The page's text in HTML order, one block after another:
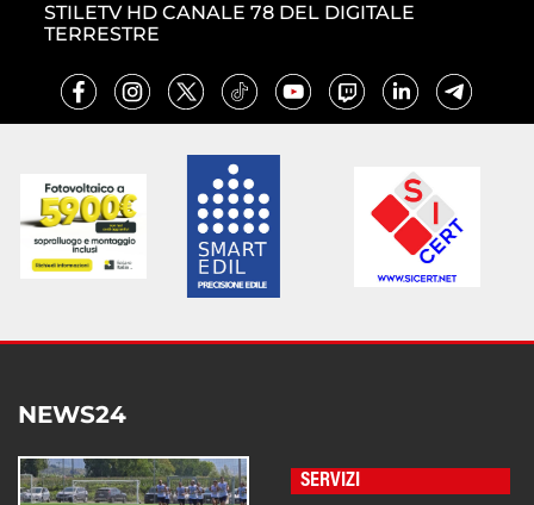
STILETV HD CANALE 78 DEL DIGITALE
TERRESTRE
NEWS24
SERVIZI